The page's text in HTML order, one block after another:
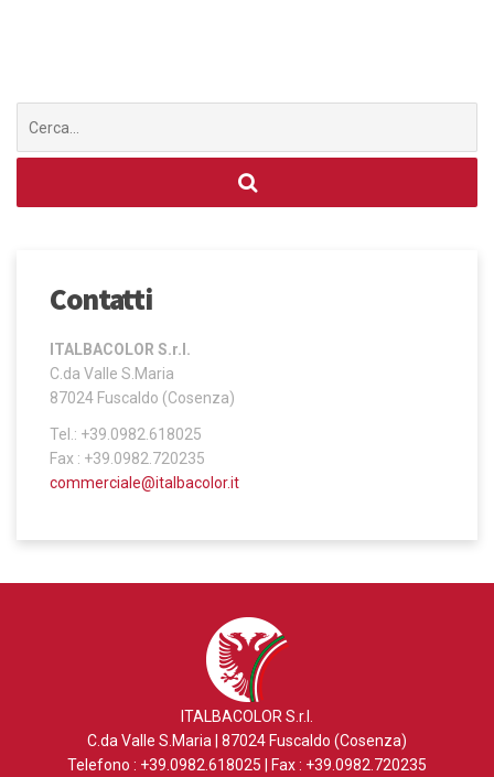
per:
Contatti
ITALBACOLOR S.r.l.
C.da Valle S.Maria
87024 Fuscaldo (Cosenza)
Tel.: +39.0982.618025
Fax : +39.0982.720235
commerciale@italbacolor.it
ITALBACOLOR S.r.l.
C.da Valle S.Maria | 87024 Fuscaldo (Cosenza)
Telefono : +39.0982.618025 | Fax : +39.0982.720235